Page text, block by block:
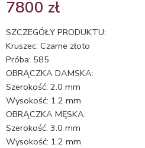
7800 zł
SZCZEGÓŁY PRODUKTU:
Kruszec: Czarne złoto
Próba: 585
OBRĄCZKA DAMSKA:
Szerokość: 2.0 mm
Wysokość: 1.2 mm
OBRĄCZKA MĘSKA:
Szerokość: 3.0 mm
Wysokość: 1.2 mm